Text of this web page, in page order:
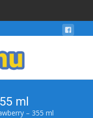
ml
– 355 ml